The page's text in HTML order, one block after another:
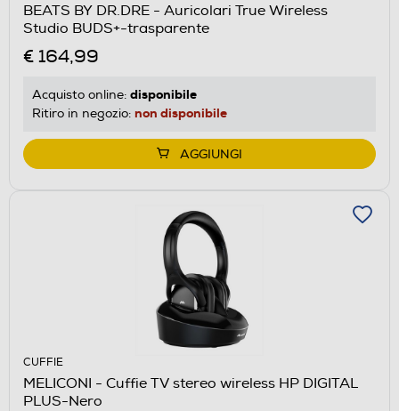
BEATS BY DR.DRE - Auricolari True Wireless
Studio BUDS+-trasparente
€ 164,99
Acquisto online: disponibile
Ritiro in negozio: non disponibile
AGGIUNGI
CUFFIE
MELICONI - Cuffie TV stereo wireless HP DIGITAL
PLUS-Nero